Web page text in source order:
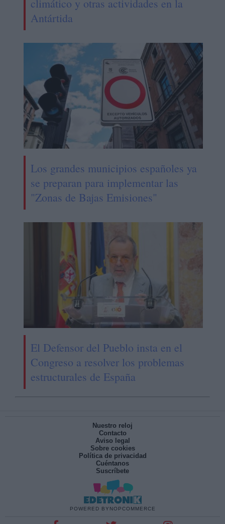
climático y otras actividades en la
Antártida
Los grandes municipios españoles ya
se preparan para implementar las
"Zonas de Bajas Emisiones"
El Defensor del Pueblo insta en el
Congreso a resolver los problemas
estructurales de España
Nuestro reloj
Contacto
Aviso legal
Sobre cookies
Política de privacidad
Cuéntanos
Suscríbete
POWERED BY NOPCOMMERCE